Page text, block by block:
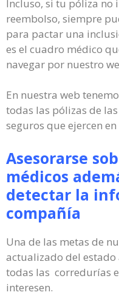
Incluso, si tu póliza no
reembolso, siempre
para pactar una
es el cuadro médico
navegar por nuestro
En nuestra web
todas las pólizas de
seguros que ejercen
Asesorarse
médicos
detectar la
compañía
Una de las metas de
actualizado del estado
todas las corredurías
interesen.